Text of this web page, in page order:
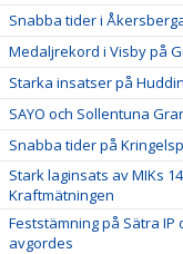
Snabba tider i
Medaljrekord i Visby på
Starka insatser på
SAYO och Sollentuna
Snabba tider på
Stark laginsats av MIKs
Kraftmätningen
Feststämning på Sätra
avgordes